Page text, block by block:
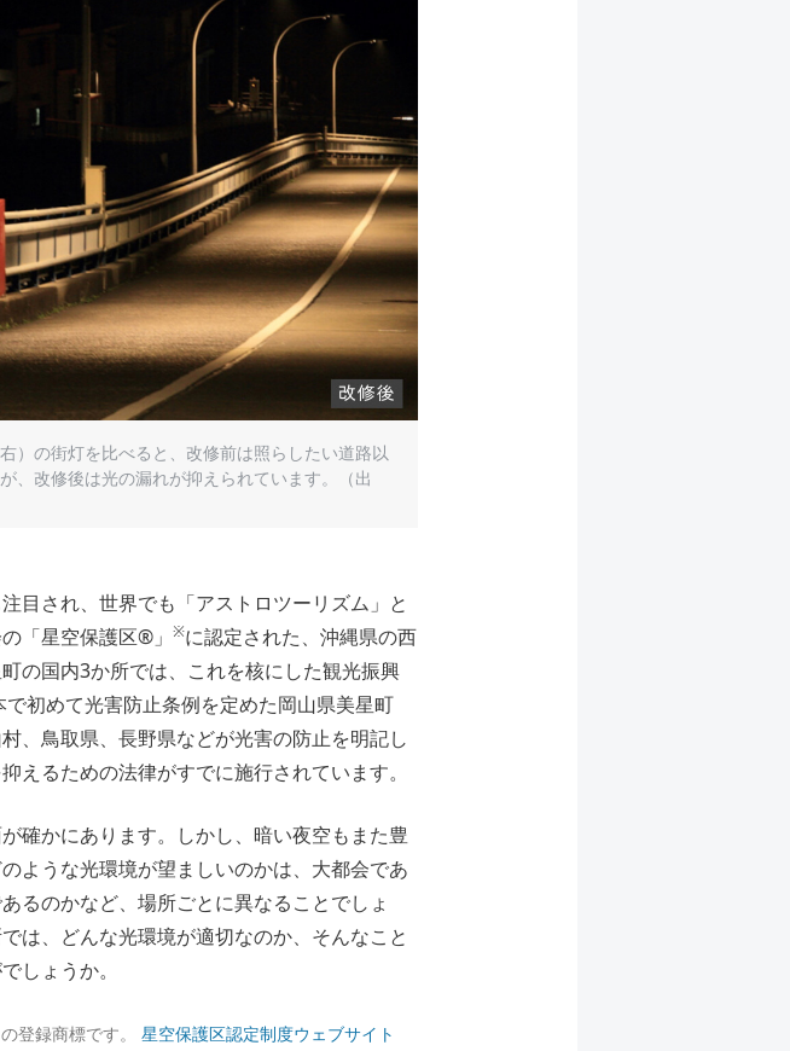
）の街灯を比べると、改修前は照らしたい道路以
、改修後は光の漏れが抑えられています。（出
目され、世界でも「アストロツーリズム」と
「星空保護区®」 ※に認定された、沖縄県の西
の国内3か所では、これを核にした観光振興
初めて光害防止条例を定めた岡山県美星町
、鳥取県、長野県などが光害の防止を明記し
えるための法律がすでに施行されています。
確かにあります。しかし、暗い夜空もまた豊
ような光環境が望ましいのかは、大都会であ
るのかなど、場所ごとに異なることでしょ
は、どんな光環境が適切なのか、そんなこと
しょうか。
登録商標です。 星空保護区認定制度ウェブサイト